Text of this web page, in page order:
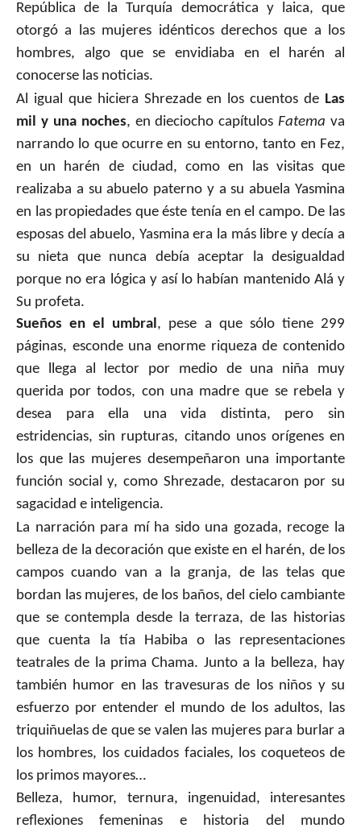
República de la Turquía democrática y laica, que
otorgó a las mujeres idénticos derechos que a los
hombres, algo que se envidiaba en el harén al
conocerse las noticias.
Al igual que hiciera Shrezade en los cuentos de Las
mil y una noches, en dieciocho capítulosFatema va
narrando lo que ocurre en su entorno, tanto en Fez,
en un harén de ciudad, como en las visitas que
realizaba a su abuelo paterno y a su abuela Yasmina
en las propiedades que éste tenía en el campo. De las
esposas del abuelo, Yasmina era la más libre y decía a
su nieta que nunca debía aceptar la desigualdad
porque no era lógica y así lo habían mantenido Alá y
Su profeta.
Sueños en el umbral, pese a que sólo tiene 299
páginas, esconde una enorme riqueza de contenido
que llega al lector por medio de una niña muy
querida por todos, con una madre que se rebela y
desea para ella una vida distinta, pero sin
estridencias, sin rupturas, citando unos orígenes en
los que las mujeres desempeñaron una importante
función social y, como Shrezade, destacaron por su
sagacidad e inteligencia.
La narración para mí ha sido una gozada, recoge la
belleza de la decoración que existe en el harén, de los
campos cuando van a la granja, de las telas que
bordan las mujeres, de los baños, del cielo cambiante
que se contempla desde la terraza, de las historias
que cuenta la tía Habiba o las representaciones
teatrales de la prima Chama. Junto a la belleza, hay
también humor en las travesuras de los niños y su
esfuerzo por entender el mundo de los adultos, las
triquiñuelas de que se valen las mujeres para burlar a
los hombres, los cuidados faciales, los coqueteos de
los primos mayores…
Belleza, humor, ternura, ingenuidad, interesantes
reflexiones femeninas e historia del mundo